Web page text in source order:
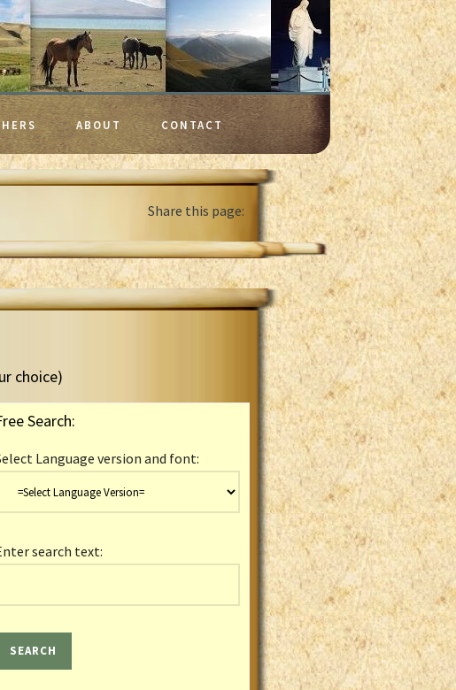
ABOUT CONTACT
Share this page:
choice)
Search:
Language version and font:
search text: